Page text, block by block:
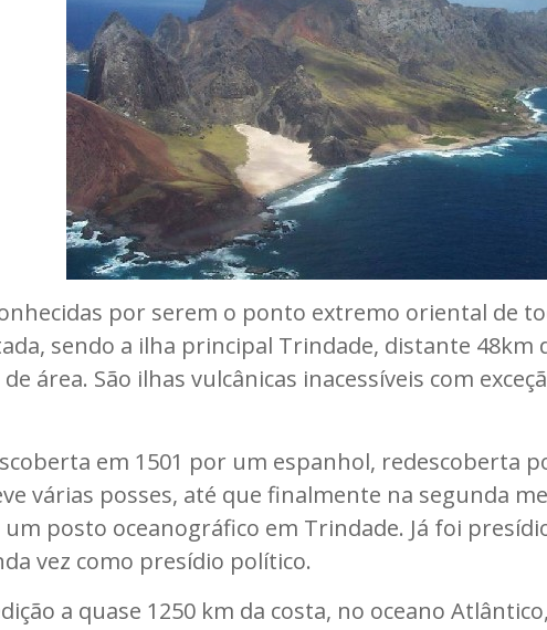
por serem o ponto extremo oriental de
sendo a ilha principal Trindade, distante 48km
área. São ilhas vulcânicas inacessíveis com
em 1501 por um espanhol, redescoberta
várias posses, até que finalmente na segunda
posto oceanográfico em Trindade. Já foi
vez como presídio político.
a quase 1250 km da costa, no oceano